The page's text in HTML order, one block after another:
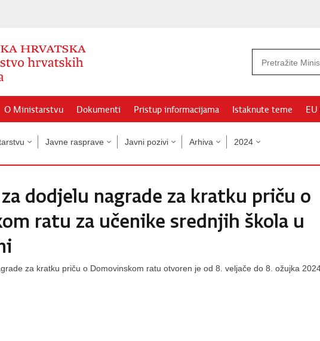
O Ministarstvu Dokumenti Pristup informacijama Istaknute teme
Javne rasprave Javni pozivi Arhiva 2024
za dodjelu nagrade za kratku priču o
ratu za učenike srednjih škola u
za kratku priču o Domovinskom ratu otvoren je od 8. veljače do 8. ožujka